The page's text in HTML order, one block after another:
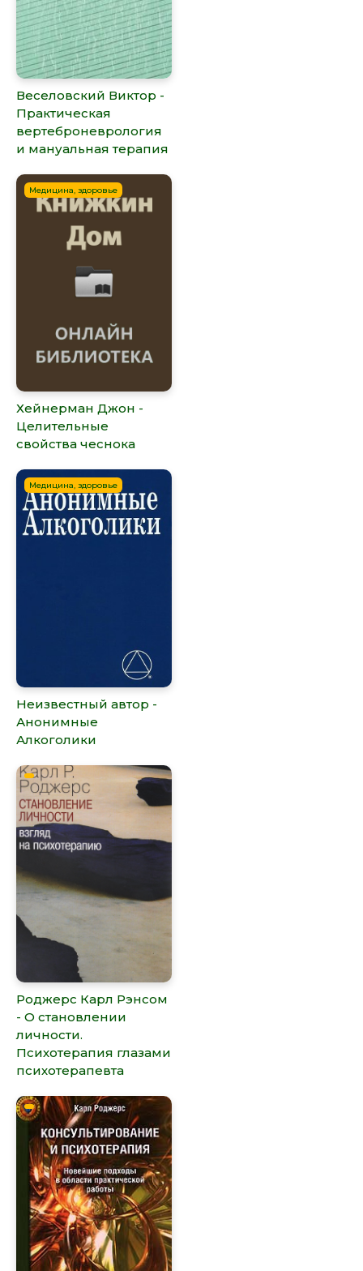
Веселовский Виктор -
Практическая
вертеброневрология
и мануальная терапия
Медицина, здоровье
Хейнерман Джон -
Целительные
свойства чеснока
Медицина, здоровье
Неизвестный автор -
Анонимные
Алкоголики
Роджерс Карл Рэнсом
- О становлении
личности.
Психотерапия глазами
психотерапевта